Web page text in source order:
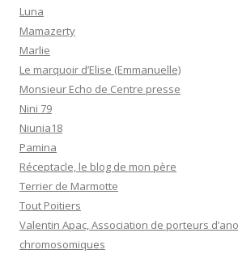
Luna
Mamazerty
Marlie
Le marquoir d’Elise (Emmanuelle)
Monsieur Echo de Centre presse
Nini 79
Niunia18
Pamina
Réceptacle, le blog de mon père
Terrier de Marmotte
Tout Poitiers
Valentin Apac, Association de porteurs
chromosomiques